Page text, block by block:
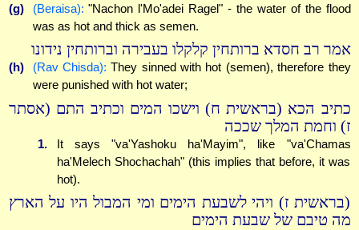
(g) (Beraisa): "Nachon l'Mo'adei Ragel" - the water of the flood
was as hot and thick as semen.
אמר רב חסדא ברותחין קלקלו בעבירה וברותחין נידונו
(h) (Rav Chisda): They sinned with hot (semen), therefore they
were punished with hot water;
כתיב הכא (בראשית ח) וישכו המים וכתיב התם (אסתר
ז) וחמת המלך שככה
1.
It says "va'Yashoku ha'Mayim", like "va'Chamas
ha'Melech Shochachah" (this implies that before, it was
hot).
(בראשית ז) ויהי לשבעת הימים ומי המבול היו על הארץ
מה טיבם של שבעת הימים